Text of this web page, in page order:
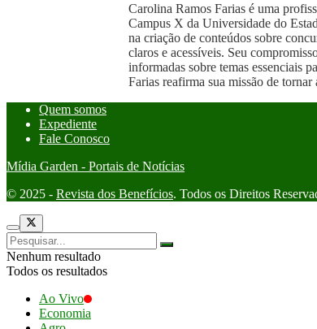
Carolina Ramos Farias é uma
Campus X da Universidade do
na criação de conteúdos sobre
claros e acessíveis. Seu
informadas sobre temas essenciais
Farias reafirma sua missão de
Quem somos
Expediente
Fale Conosco
Mídia Garden - Portais de Notícias
© 2025 - Revista dos Benefícios. Todos os Direitos
Nenhum resultado
Todos os resultados
Ao Vivo
Economia